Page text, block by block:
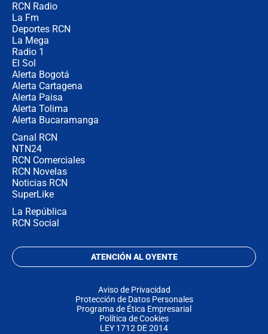
RCN Radio
La Fm
Deportes RCN
La Mega
Radio 1
El Sol
Alerta Bogotá
Alerta Cartagena
Alerta Paisa
Alerta Tolima
Alerta Bucaramanga
Canal RCN
NTN24
RCN Comerciales
RCN Novelas
Noticias RCN
SuperLike
La República
RCN Social
ATENCIÓN AL OYENTE
Aviso de Privacidad
Protección de Datos Personales
Programa de Ética Empresarial
Política de Cookies
LEY 1712 DE 2014